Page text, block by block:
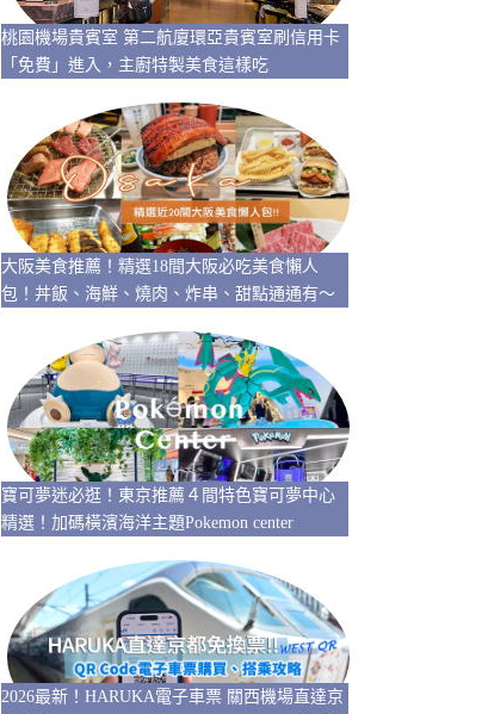
桃園機場貴賓室 第二航廈環亞貴賓室刷信用卡
「免費」進入，主廚特製美食這樣吃
大阪美食推薦！精選18間大阪必吃美食懶人
包！丼飯、海鮮、燒肉、炸串、甜點通通有～
寶可夢迷必逛！東京推薦４間特色寶可夢中心
精選！加碼橫濱海洋主題Pokemon center
2026最新！HARUKA電子車票 關西機場直達京